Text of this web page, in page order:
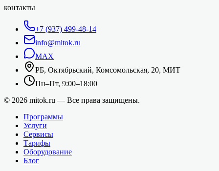
контакты
+7 (937) 499-48-14
info@mitok.ru
MAX
РБ, Октябрьский, Комсомольская, 20, МИТ
Пн–Пт, 9:00–18:00
© 2026 mitok.ru — Все права защищены.
Программы
Услуги
Сервисы
Тарифы
Оборудование
Блог